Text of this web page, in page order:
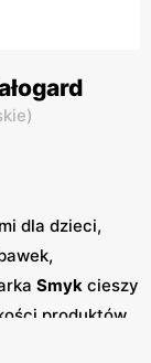
)
dla dzieci,
Smyk cieszy
produktów
rodziców